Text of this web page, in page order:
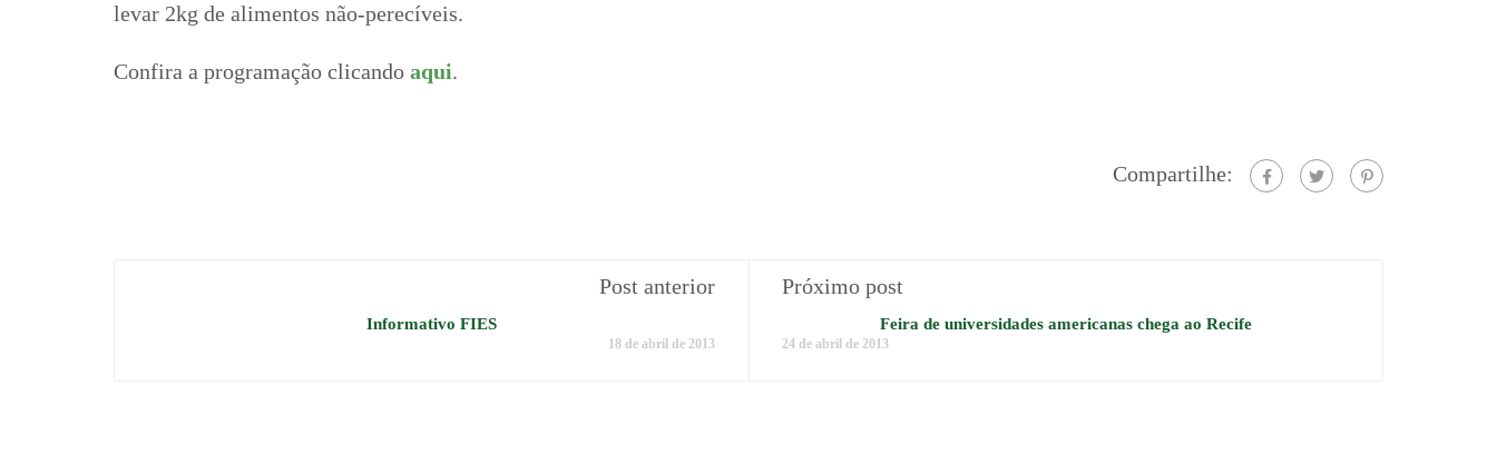
levar 2kg de alimentos não-perecíveis.
Confira a programação clicando aqui.
Compartilhe:
Post anterior
Informativo FIES
18 de abril de 2013
Próximo post
Feira de universidades americanas chega ao Recife
24 de abril de 2013